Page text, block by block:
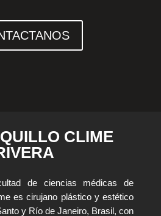
CLIME
de ciencias médicas de
es cirujano plástico y estético
y Río de Janeiro, Brasil, con